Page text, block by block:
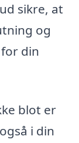
sikre, at
og
din
blot er
i din